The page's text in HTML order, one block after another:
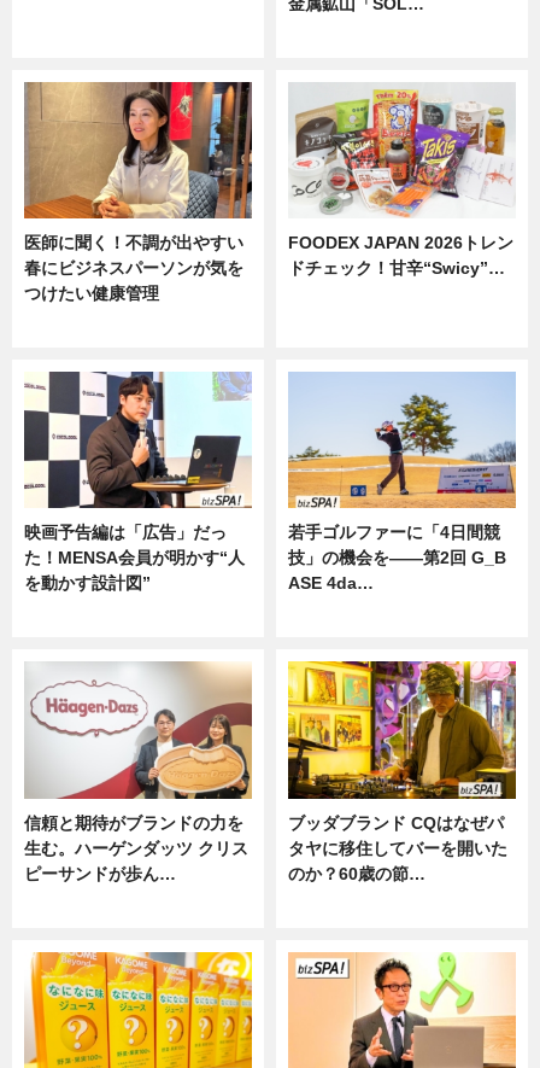
医師に聞く！不調が出やすい
春にビジネスパーソンが気を
つけたい健康管理
FOODEX JAPAN 2026トレン
ドチェック！甘辛“Swicy”…
映画予告編は「広告」だっ
た！MENSA会員が明かす“人
を動かす設計図”
若手ゴルファーに「4日間競
技」の機会を——第2回 G_B
ASE 4da…
信頼と期待がブランドの力を
生む。ハーゲンダッツ クリス
ピーサンドが歩ん…
ブッダブランド CQはなぜパ
タヤに移住してバーを開いた
のか？60歳の節…